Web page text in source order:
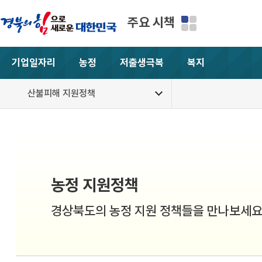
주요 시책
기업일자리 농정 저출생극복 복지
산불피해 지원정책
농정 지원정책
경상북도의 농정 지원 정책들을 만나보세